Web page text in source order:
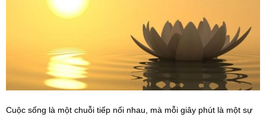
Cuộc sống là một chuỗi tiếp nối nhau, mà mỗi giây phút là một sự